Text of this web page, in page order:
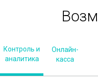
Контроль и
аналитика
Онлайн-
касса